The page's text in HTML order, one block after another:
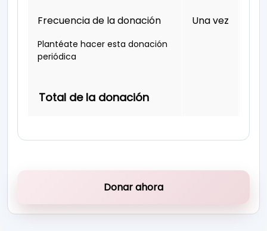
Frecuencia de la donación
Plantéate hacer esta donación
periódica
Una vez
Total de la donación